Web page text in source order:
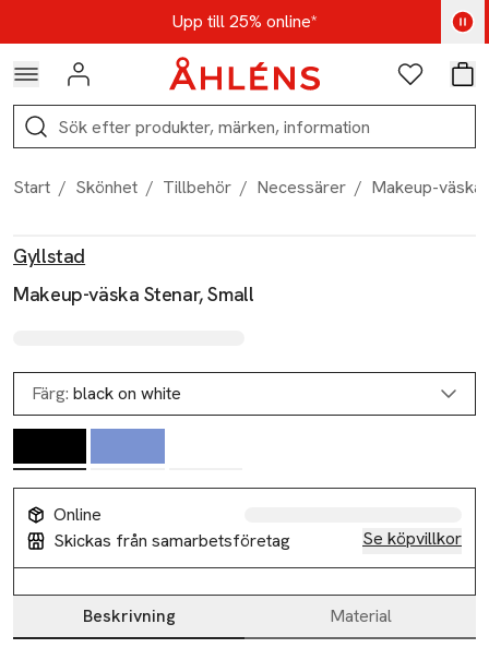
Hoppa till navigationsmenynUpp till 25% online*
Kod: AUG25 - Shoppa nu
Logga in Favoriter
Sök
Start / Skönhet / Tillbehör / Necessärer / Makeup-väska
Gyllstad
Makeup-väska Stenar, Small
Färg: black on white
Online
Skickas från samarbetsföretag
Se köpvillkor
Beskrivning Material